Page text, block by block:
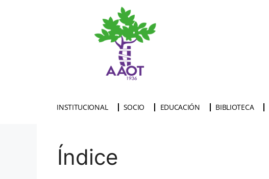
INSTITUCIONAL SOCIO EDUCACIÓN BIBLIOTECA
Índice